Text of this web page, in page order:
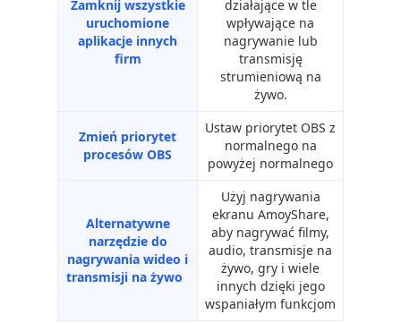
Zamknij wszystkie
uruchomione
aplikacje innych
firm
działające w tle
wpływające na
nagrywanie lub
transmisję
strumieniową na
żywo.
Zmień priorytet
procesów OBS
Ustaw priorytet OBS z
normalnego na
powyżej normalnego
Alternatywne
narzędzie do
nagrywania wideo i
transmisji na żywo
Użyj nagrywania
ekranu AmoyShare,
aby nagrywać filmy,
audio, transmisje na
żywo, gry i wiele
innych dzięki jego
wspaniałym funkcjom